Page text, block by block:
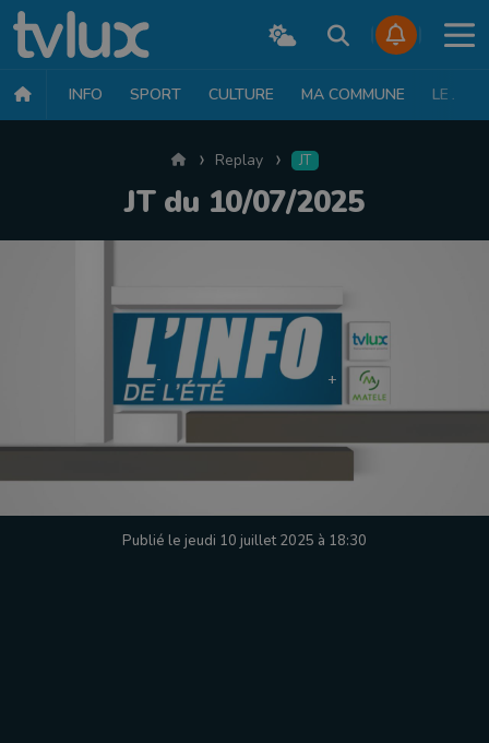
INFO SPORT CULTURE MA COMMUNE LE JT
AccueilReplay JT
JT du 10/07/2025
Publié le jeudi 10 juillet 2025 à 18:30